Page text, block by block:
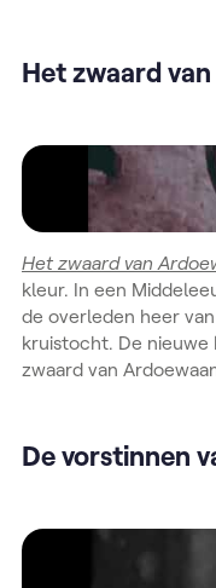
Het zwaard
Video
Het zwaard van
kleur. In een
de overleden heer
kruistocht. De
zwaard van
De vorstinnen
Video